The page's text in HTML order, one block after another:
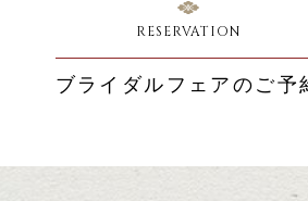
RESERVATION
ブライダルフェアのご予